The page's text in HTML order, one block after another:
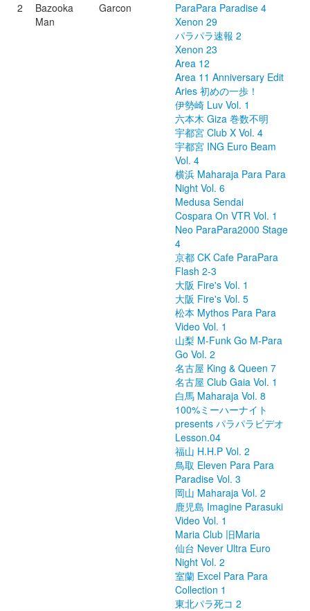
2
Bazooka
Man
Garcon
ParaPara Paradise 4
Xenon 29
パラパラ速報 2
Xenon 23
Area 12
Area 11 Anniversary Edit
Aries 初めの一歩！
伊勢崎 Luv Vol. 1
六本木 Giza 巻数不明
宇都宮 Club X Vol. 4
宇都宮 ING Euro Beam
Vol. 4
横浜 Maharaja Para Para
Night Vol. 6
Medusa Sendai
Cospara On VTR Vol. 1
Neo ParaPara2000 Stage
4
京都 CK Cafe ParaPara
Flash 2-3
大阪 Fire's Vol. 1
大阪 Fire's Vol. 5
松本 Mythos Para Para
Video Vol. 1
山梨 M-Funk Go M-Para
Go Vol. 2
名古屋 King & Queen 7
名古屋 Club Gaia Vol. 1
白馬 Maharaja Vol. 8
100%ミーハーナイト
presents パラパラビデオ
Lesson.04
福山 H.H.P Vol. 2
鳥取 Eleven Para Para
Paradise Vol. 3
岡山 Maharaja Vol. 2
鹿児島 Imagine Parasuki
Video Vol. 1
Maria Club 旧Maria
仙台 Never Ultra Euro
Night Vol. 2
室蘭 Excel Para Para
Collection 1
東北パラ死コ 2